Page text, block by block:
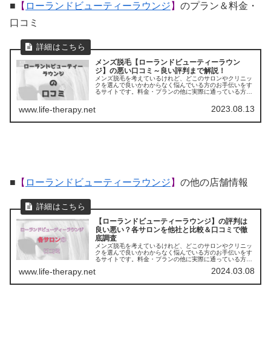
■ 【 ローランドビューティーラウンジ 】 のプラン＆料金・
口コミ
メンズ脱毛【ローランドビューティーラウン
ジ】の悪い口コミ～良い評判まで解説！
メンズ脱毛を考えているけれど、どこのサロンやクリニッ
クを選んで良いかわからなく悩んでいる方のお手伝いをす
るサイトです。料金・プランの他に実際に通っている方の
www.life-therapy.net 2023.08.13
■ 【 ローランドビューティーラウンジ 】 の他の店舗情報
【ローランドビューティーラウンジ】の評判は
良い悪い？各サロンを他社と比較＆口コミで徹
底調査
メンズ脱毛を考えているけれど、どこのサロンやクリニッ
クを選んで良いかわからなく悩んでいる方のお手伝いをす
るサイトです。料金・プランの他に実際に通っている方の
比較もできます。アクセスも解説
www.life-therapy.net 2024.03.08